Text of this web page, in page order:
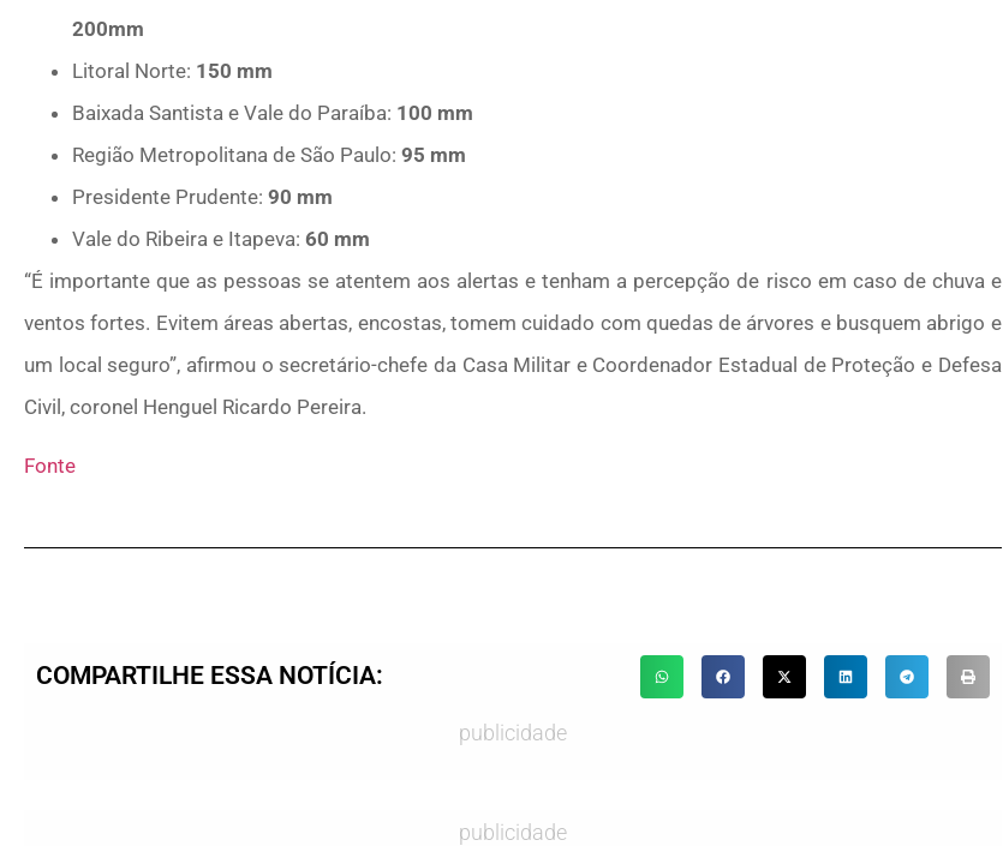
200mm
Litoral Norte: 150 mm
Baixada Santista e Vale do Paraíba: 100 mm
Região Metropolitana de São Paulo: 95 mm
Presidente Prudente: 90 mm
Vale do Ribeira e Itapeva: 60 mm
“É importante que as pessoas se atentem aos alertas e tenham a percepção de risco em caso de chuva e
ventos fortes. Evitem áreas abertas, encostas, tomem cuidado com quedas de árvores e busquem abrigo e
um local seguro”, afirmou o secretário-chefe da Casa Militar e Coordenador Estadual de Proteção e Defesa
Civil, coronel Henguel Ricardo Pereira.
Fonte
COMPARTILHE ESSA NOTÍCIA:
publicidade
publicidade